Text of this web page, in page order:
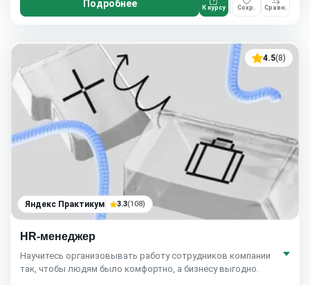
Подробнее К курсу Сохр. Сравн.
4.5(8)
Яндекс Практикум 3.3(108)
HR-менеджер
Научитесь организовывать работу сотрудников компании
так, чтобы людям было комфортно, а бизнесу выгодно.